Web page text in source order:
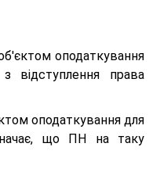
оподаткування
відступлення права
оподаткування для
що ПН на таку